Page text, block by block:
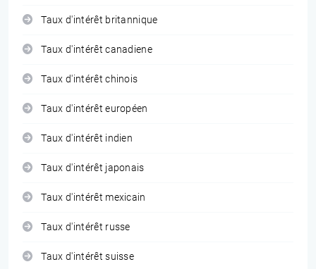
Taux d'intérêt britannique
Taux d'intérêt canadiene
Taux d'intérêt chinois
Taux d'intérêt européen
Taux d'intérêt indien
Taux d'intérêt japonais
Taux d'intérêt mexicain
Taux d'intérêt russe
Taux d'intérêt suisse